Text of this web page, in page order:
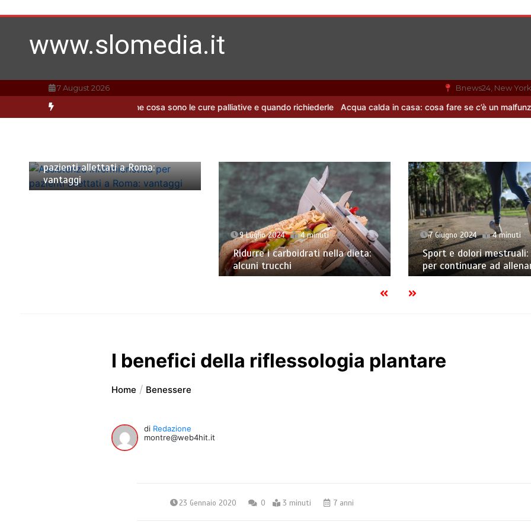
al
www.slomedia.it
7 August 2026 Bnews24, New York
più adatta per casa Che cosa sono le cure palliative e quando richiederle Acqua calda in casa: cosa fare se c’è un
pazienti allettati a Roma:
vantaggi
9 Luglio 2024 4 minuti
Ridurre i carboidrati nella dieta:
alcuni trucchi
7 Giugno 2024 4 minuti
Sport e dolori
per continuare ad
I benefici della riflessologia plantare
Home Benessere
di Redazione
montre@web4hit.it
23 Gennaio 2020 0 3 minuti 7 anni